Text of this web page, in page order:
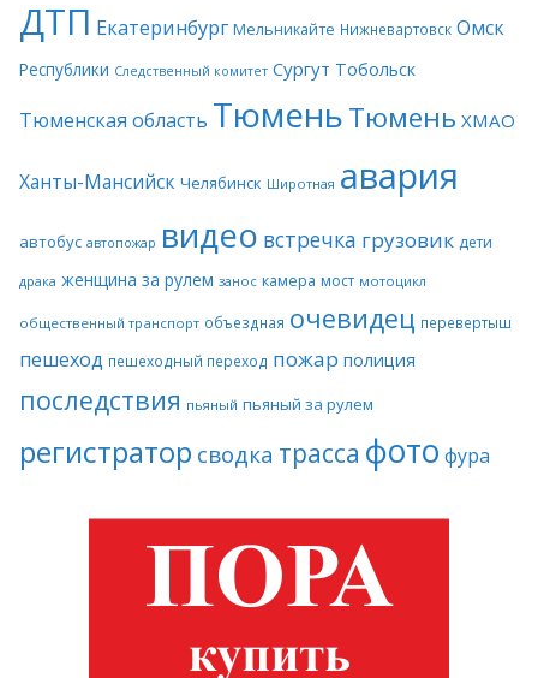
ДТП Екатеринбург Мельникайте Нижневартовск Омск
Республики Следственный комитет Сургут Тобольск
Тюменская область ТюменьТюмень ХМАО
Ханты-Мансийск Челябинск Широтная авария
автобус автопожар видео встречка грузовик дети
драка женщина за рулем занос камера мост мотоцикл
общественный транспорт объездная очевидец перевертыш
пешеход пешеходный переход пожар полиция
последствия пьяный пьяный за рулем
регистратор сводка трасса фото фура